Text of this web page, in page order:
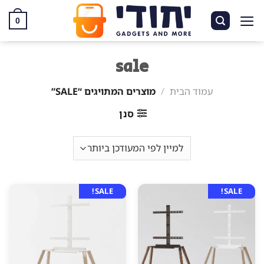
0
sale
עמוד הבית / מוצרים המתויגים “SALE”
סנן
SALE!
SALE!